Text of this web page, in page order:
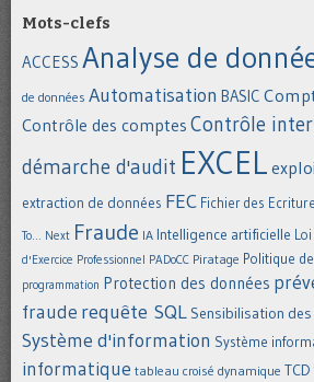
Mots-clefs
ACCESS Analyse de
de données Automatisation BASIC
Contrôle des comptes Contrôle
démarche d'audit EXCEL
extraction de données FEC Fichier des
To... Next Fraude IA Intelligence artificielle
d'Exercice Professionnel PADoCC Piratage Politique
programmation Protection des données
fraude requête SQL Sensibilisation
Système d'information Système
informatique tableau croisé dynamique TCD